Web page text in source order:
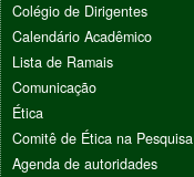
Colégio de Dirigentes
Calendário Acadêmico
Lista de Ramais
Comunicação
Ética
Comitê de Ética na Pesquisa
Agenda de autoridades